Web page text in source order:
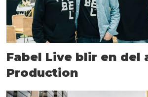
Fabel Live blir en del
Production